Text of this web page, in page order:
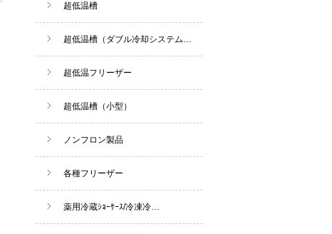
超低温槽
超低温槽（ダブル冷却システム…
超低温フリーザー
超低温槽（小型）
ノンフロン製品
各種フリーザー
薬用冷蔵ｼｮｰｹｰｽ/冷凍冷…